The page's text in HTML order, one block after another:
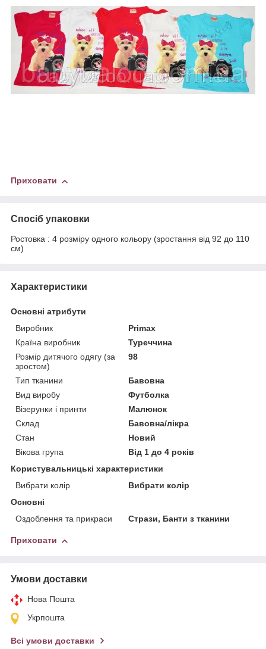
Приховати
Спосіб упаковки
Ростовка : 4 розміру одного кольору (зростання від 92 до 110
см)
Характеристики
Основні атрибути
Виробник
Primax
Країна виробник
Туреччина
Розмір дитячого одягу (за
зростом)
98
Тип тканини
Бавовна
Вид виробу
Футболка
Візерунки і принти
Малюнок
Склад
Бавовна/лікра
Стан
Новий
Вікова група
Від 1 до 4 років
Користувальницькі характеристики
Вибрати колір
Вибрати колір
Основні
Оздоблення та прикраси
Стрази, Банти з тканини
Приховати
Умови доставки
Нова Пошта
Укрпошта
Всі умови доставки